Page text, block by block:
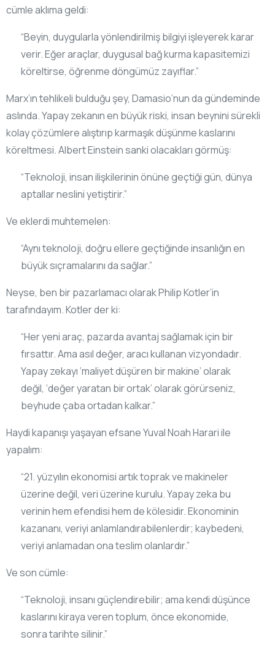
cümle aklıma geldi:
“Beyin, duygularla yönlendirilmiş bilgiyi işleyerek karar
verir. Eğer araçlar, duygusal bağ kurma kapasitemizi
köreltirse, öğrenme döngümüz zayıflar.”
Marx’ın tehlikeli bulduğu şey, Damasio’nun da gündeminde
aslında. Yapay zekanın en büyük riski, insan beynini sürekli
kolay çözümlere alıştırıp karmaşık düşünme kaslarını
köreltmesi. Albert Einstein sanki olacakları görmüş:
“Teknoloji, insan ilişkilerinin önüne geçtiği gün, dünya
aptallar neslini yetiştirir.”
Ve eklerdi muhtemelen:
“Aynı teknoloji, doğru ellere geçtiğinde insanlığın en
büyük sıçramalarını da sağlar.”
Neyse, ben bir pazarlamacı olarak Philip Kotler’in
tarafındayım. Kotler der ki:
“Her yeni araç, pazarda avantaj sağlamak için bir
fırsattır. Ama asıl değer, aracı kullanan vizyondadır.
Yapay zekayı ‘maliyet düşüren bir makine’ olarak
değil, ‘değer yaratan bir ortak’ olarak görürseniz,
beyhude çaba ortadan kalkar.”
Haydi kapanışı yaşayan efsane Yuval Noah Harari ile
yapalım:
“21. yüzyılın ekonomisi artık toprak ve makineler
üzerine değil, veri üzerine kurulu. Yapay zeka bu
verinin hem efendisi hem de kölesidir. Ekonominin
kazananı, veriyi anlamlandırabilenlerdir; kaybedeni,
veriyi anlamadan ona teslim olanlardır.”
Ve son cümle:
“Teknoloji, insanı güçlendirebilir; ama kendi düşünce
kaslarını kiraya veren toplum, önce ekonomide,
sonra tarihte silinir.”